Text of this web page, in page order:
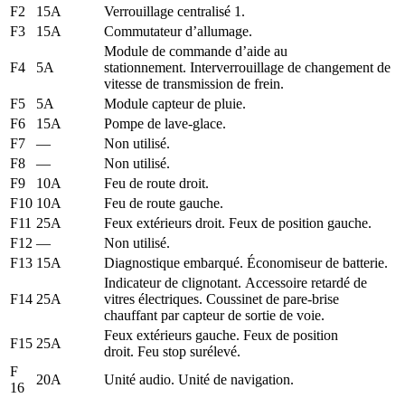
F2
15A
Verrouillage centralisé 1.
F3
15A Commutateur d’allumage.
F4 5A
Module de commande d’aide au
stationnement. Interverrouillage de changement de
vitesse de transmission de frein.
F5
5A
Module capteur de pluie.
F6
15A
Pompe de lave-glace.
F7
—
Non utilisé.
F8
—
Non utilisé.
F9
10A
Feu de route droit.
F10 10A
Feu de route gauche.
F11 25A
Feux extérieurs droit. Feux de position gauche.
F12 —
Non utilisé.
F13 15A Diagnostique embarqué. Économiseur de batterie.
F14 25A
Indicateur de clignotant. Accessoire retardé de
vitres électriques. Coussinet de pare-brise
chauffant par capteur de sortie de voie.
F15 25A
Feux extérieurs gauche. Feux de position
droit. Feu stop surélevé.
F
16
20A Unité audio. Unité de navigation.